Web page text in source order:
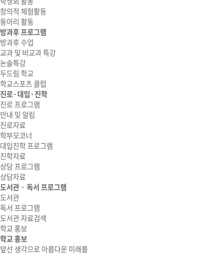
창의적 체험활동
동아리 활동
방과후 프로그램
방과후 수업
교과 및 비교과 특강
논술특강
두드림 학교
학교스포츠 클럽
진로·대입·진학
진로 프로그램
안내 및 알림
진로자료
학부모코너
대입진학 프로그램
진학자료
상담 프로그램
상담자료
도서관 · 독서 프로그램
도서관
독서 프로그램
도서관 자료검색
학교 홍보
학교 홍보
앞선 생각으로 아름다운 미래를